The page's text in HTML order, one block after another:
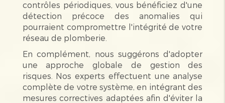
contrôles périodiques, vous bénéficiez d'une
détection précoce des anomalies qui
pourraient compromettre l'intégrité de votre
réseau de plomberie.
En complément, nous suggérons d'adopter
une approche globale de gestion des
risques. Nos experts effectuent une analyse
complète de votre système, en intégrant des
mesures correctives adaptées afin d'éviter la